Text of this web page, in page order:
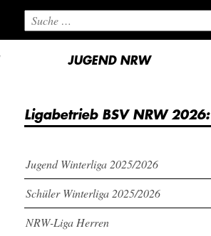
JUGEND NRW
Ligabetrieb BSV NRW 2026:
Jugend Winterliga 2025/2026
Schüler Winterliga 2025/2026
NRW-Liga Herren